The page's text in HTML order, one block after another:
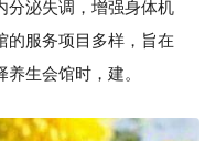
分泌失调，增强身体机
的服务项目多样，旨在
生会馆时，建。